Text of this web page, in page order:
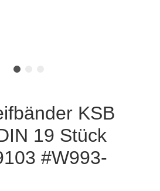
KSB
19 Stück
#W993-